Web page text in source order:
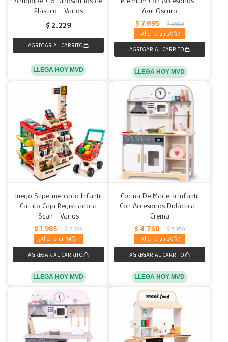
Plástico - Varios
$ 2.229
LLEGA HOY MVD
Azul Oscuro
$ 7.895 $ 9.869
20
LLEGA HOY MVD
Juego Supermercado Infantil
Carrito Caja Registradora
Scan - Varios
$ 1.985 $ 2.335
14
LLEGA HOY MVD
Cocina De Madera Infantil
Con Accesorios Didáctica -
Crema
$ 4.760 $ 5.950
20
LLEGA HOY MVD
Fundas
Accesorios para el hogar
Herramientas
Muebles Infantiles